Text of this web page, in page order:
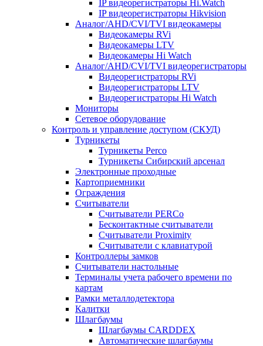
IP видеорегистраторы Hi.Watch
IP видеорегистраторы Hikvision
Аналог/AHD/CVI/TVI видеокамеры
Видеокамеры RVi
Видеокамеры LTV
Видеокамеры Hi Watch
Аналог/AHD/CVI/TVI видеорегистраторы
Видеорегистраторы RVi
Видеорегистраторы LTV
Видеорегистраторы Hi Watch
Мониторы
Сетевое оборудование
Контроль и управление доступом (СКУД)
Турникеты
Турникеты Perco
Турникеты Сибирский арсенал
Электронные проходные
Картоприемники
Ограждения
Считыватели
Считыватели PERCo
Бесконтактные считыватели
Считыватели Proximity
Считыватели с клавиатурой
Контроллеры замков
Считыватели настольные
Терминалы учета рабочего времени по
картам
Рамки металлодетектора
Калитки
Шлагбаумы
Шлагбаумы CARDDEX
Автоматические шлагбаумы